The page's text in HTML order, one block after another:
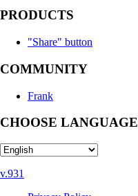
PRODUCTS
"Share" button
COMMUNITY
Frank
CHOOSE LANGUAGE
v.931